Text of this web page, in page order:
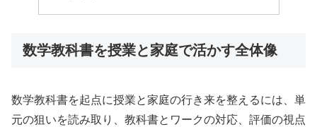
数学教科書を授業と家庭で活かす全体像
数学教科書を起点に授業と家庭の行き来を整えるには、単
元の狙いを読み取り、教科書とワークの対応、評価の視点